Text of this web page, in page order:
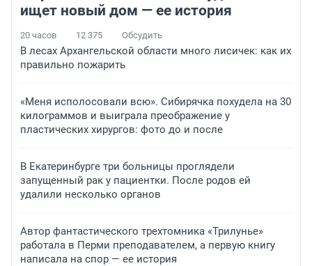
ищет новый дом — ее история
20 часов 12 375 Обсудить
В лесах Архангельской области много лисичек: как их
правильно пожарить
«Меня исполосовали всю». Сибирячка похудела на 30
килограммов и выиграла преображение у
пластических хирургов: фото до и после
В Екатеринбурге три больницы проглядели
запущенный рак у пациентки. После родов ей
удалили несколько органов
Автор фантастического трехтомника «Трилунье»
работала в Перми преподавателем, а первую книгу
написала на спор — ее история